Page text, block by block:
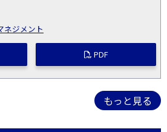
ネジメント
PDF
もっと見る